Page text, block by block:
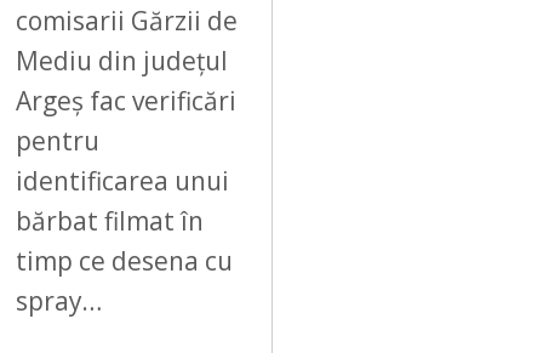
comisarii Gărzii de
Mediu din județul
Argeș fac verificări
pentru
identificarea unui
bărbat filmat în
timp ce desena cu
spray…